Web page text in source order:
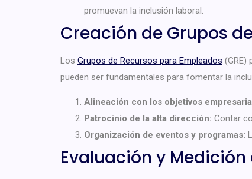
promuevan la inclusión laboral.
Creación de Grupos
Los Grupos de Recursos para Empleados (GRE)
pueden ser fundamentales para fomentar la
Alineación con los objetivos
Patrocinio de la alta dirección: Contar
Organización de eventos y programas:
Evaluación y Medición